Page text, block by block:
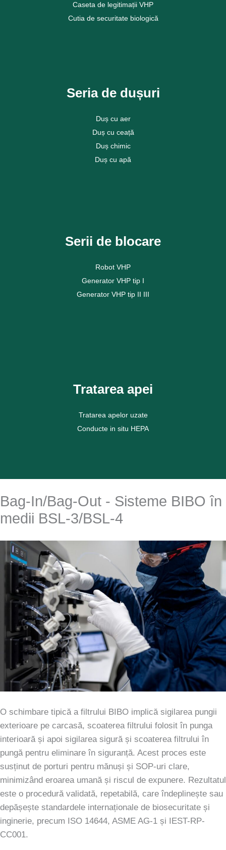
Caseta de legitimații VHP
Cutia de securitate biologică
Seria de dușuri
Duș cu aer
Duș cu ceață
Duș chimic
Duș cu apă
Serii de blocare
Robot VHP
Generator VHP tip I
Generator VHP tip II III
Tratarea apei
Tratarea apelor uzate
Conducte in situ HEPA
Bag-In/Bag-Out - Sisteme BIBO în
medii BSL-3/BSL-4
O schimbare tipică a filtrului BIBO implică sigilarea pungii
exterioare pe carcasă, scoaterea filtrului folosit în punga
interioară și apoi sigilarea sigură și scoaterea filtrului în
pungă pentru eliminare în siguranță. Acest proces este
susținut de porturi pentru mănuși și SOP-uri clare,
minimizând eroarea umană și riscul de expunere. Rezultatul
este o procedură validată, repetabilă, care îndeplinește sau
depășește standardele internaționale de biosecuritate și
inginerie, precum ISO 14644, ASME AG-1 și IEST-RP-
CC001.